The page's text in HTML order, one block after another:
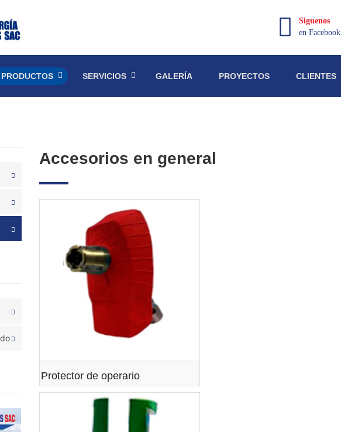
Siguenos
en Facebook
PRODUCTOS SERVICIOS GALERÍA PROYECTOS CLIENTES
Accesorios en general
Protector de operario